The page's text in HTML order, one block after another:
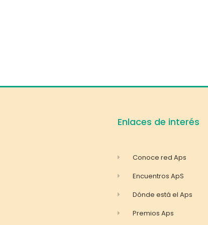
Enlaces de interés
Conoce red Aps
Encuentros ApS
Dónde está el Aps
Premios Aps